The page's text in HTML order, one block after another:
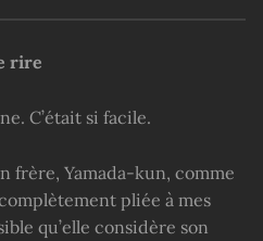
rire
C’était si facile.
frère, Yamada-kun, comme
pliée à mes
qu’elle considère son